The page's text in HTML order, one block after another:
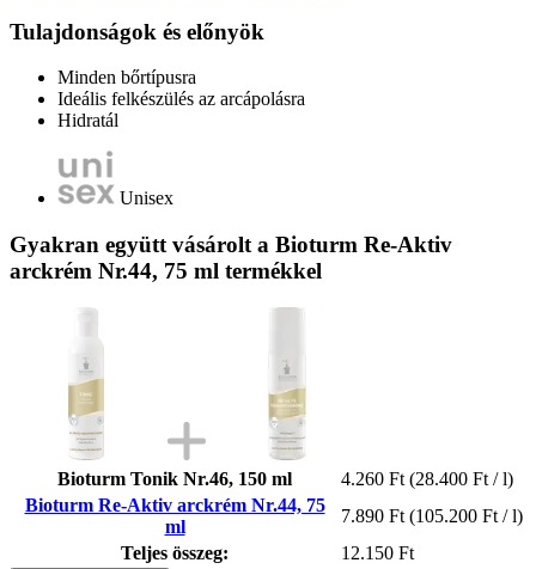
Tulajdonságok és előnyök
Minden bőrtípusra
Ideális felkészülés az arcápolásra
Hidratál
Unisex
Gyakran együtt vásárolt a Bioturm Re-Aktiv
arckrém Nr.44, 75 ml termékkel
Bioturm Tonik Nr.46, 150 ml 4.260 Ft (28.400 Ft / l)
Bioturm Re-Aktiv arckrém Nr.44, 75
ml
7.890 Ft (105.200 Ft / l)
Teljes összeg:
12.150 Ft